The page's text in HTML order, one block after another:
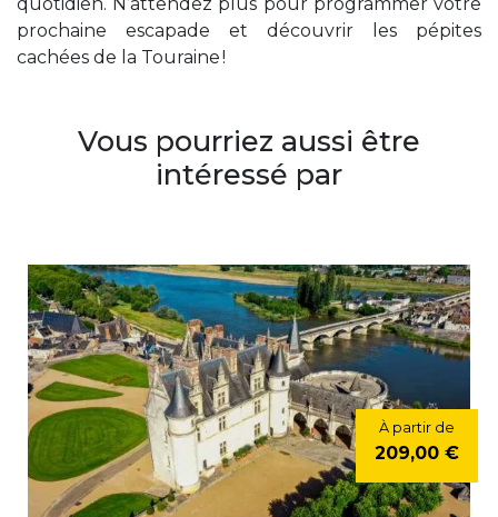
prochaine escapade et découvrir les pépites
cachées de la Touraine !
Vous pourriez aussi être
intéressé par
À partir de
209,00 €